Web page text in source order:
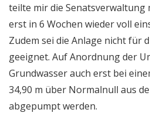
teilte mir die Senatsverwaltung
erst in 6 Wochen wieder voll
Zudem sei die Anlage nicht für
geeignet. Auf Anordnung der
Grundwasser auch erst bei
34,90 m über Normalnull aus
abgepumpt werden.